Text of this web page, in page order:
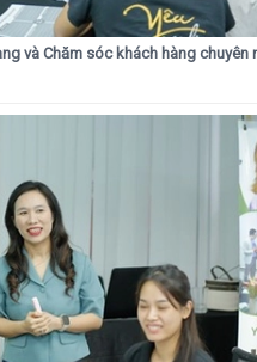
và Chăm sóc khách hàng chuyên